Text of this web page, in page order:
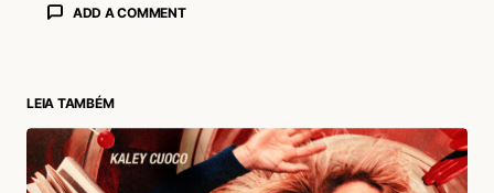
ADD A COMMENT
LEIA TAMBÉM